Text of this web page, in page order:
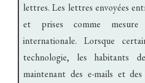
lettres. Les lettres envoyées
et prises comme
internationale. Lorsque
technologie, les habitants
maintenant des e-mails et des